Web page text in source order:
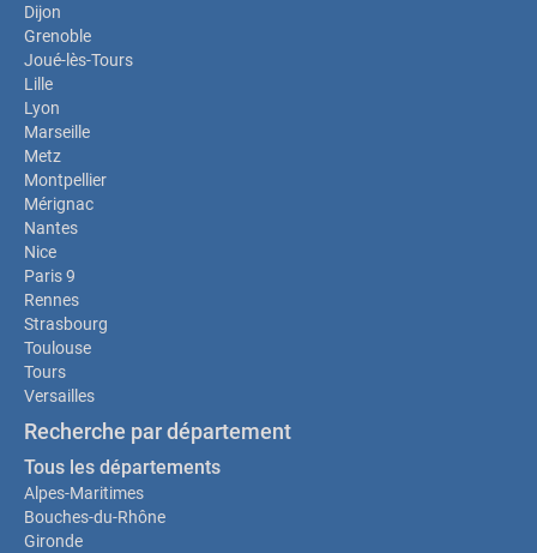
Dijon
Grenoble
Joué-lès-Tours
Lille
Lyon
Marseille
Metz
Montpellier
Mérignac
Nantes
Nice
Paris 9
Rennes
Strasbourg
Toulouse
Tours
Versailles
Recherche par département
Tous les départements
Alpes-Maritimes
Bouches-du-Rhône
Gironde